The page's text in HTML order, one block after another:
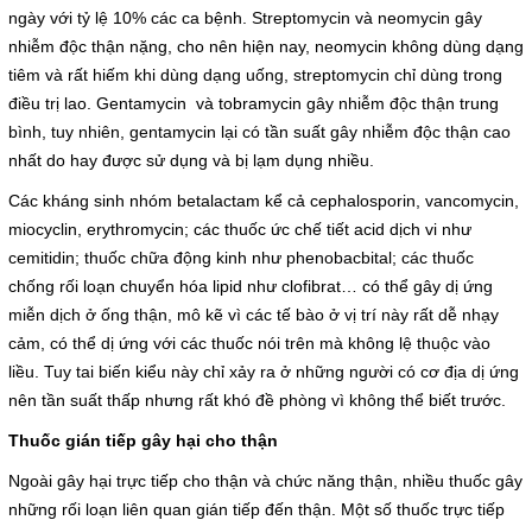
ngày với tỷ lệ 10% các ca bệnh. Streptomycin và neomycin gây
nhiễm độc thận nặng, cho nên hiện nay, neomycin không dùng dạng
tiêm và rất hiếm khi dùng dạng uống, streptomycin chỉ dùng trong
điều trị lao. Gentamycin và tobramycin gây nhiễm độc thận trung
bình, tuy nhiên, gentamycin lại có tần suất gây nhiễm độc thận cao
nhất do hay được sử dụng và bị lạm dụng nhiều.
Các kháng sinh nhóm betalactam kể cả cephalosporin, vancomycin,
miocyclin, erythromycin; các thuốc ức chế tiết acid dịch vi như
cemitidin; thuốc chữa động kinh như phenobacbital; các thuốc
chống rối loạn chuyển hóa lipid như clofibrat… có thể gây dị ứng
miễn dịch ở ống thận, mô kẽ vì các tế bào ở vị trí này rất dễ nhạy
cảm, có thể dị ứng với các thuốc nói trên mà không lệ thuộc vào
liều. Tuy tai biến kiểu này chỉ xảy ra ở những người có cơ địa dị ứng
nên tần suất thấp nhưng rất khó đề phòng vì không thể biết trước.
Thuốc gián tiếp gây hại cho thận
Ngoài gây hại trực tiếp cho thận và chức năng thận, nhiều thuốc gây
những rối loạn liên quan gián tiếp đến thận. Một số thuốc trực tiếp
Thư viện
Đào tạo - Nghiên cứu KH
Lịch làm việc
Thư giãn
Chỉ số bệnh viện
Liên hệ
Đóng